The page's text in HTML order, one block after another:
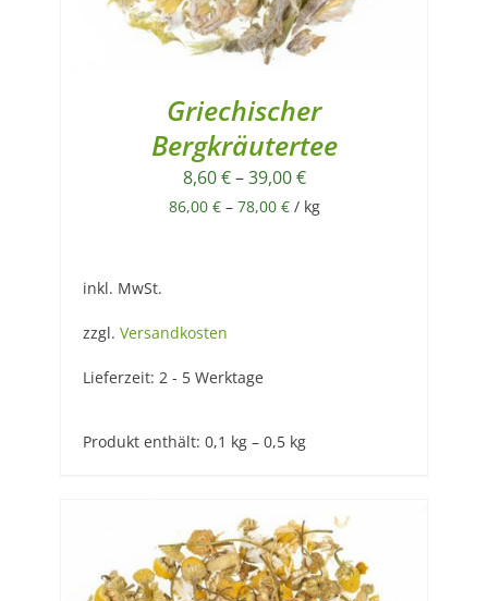
Griechischer
Bergkräutertee
8,60€–39,00€
86,00 €– 78,00 €/ kg
inkl. MwSt.
zzgl. Versandkosten
Lieferzeit: 2 - 5 Werktage
Produkt enthält: 0,1 kg – 0,5 kg